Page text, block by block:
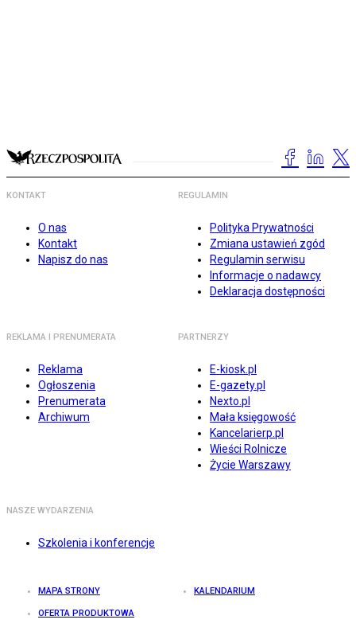
KONTAKT
O nas
Kontakt
Napisz do nas
REGULAMIN
Polityka Prywatności
Zmiana ustawień zgód
Regulamin serwisu
Informacje o nadawcy
Deklaracja dostępności
REKLAMA I PRENUMERATA
Reklama
Ogłoszenia
Prenumerata
Archiwum
PARTNERZY
E-kiosk.pl
E-gazety.pl
Nexto.pl
Mała księgowość
Kancelarierp.pl
Wieści Rolnicze
Życie Warszawy
NASZE WYDARZENIA
Szkolenia i konferencje
MAPA STRONY KALENDARIUM
OFERTA PRODUKTOWA